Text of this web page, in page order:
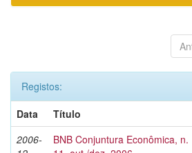
Registos:
Data
Título
2006-
BNB Conjuntura Econômica, n.